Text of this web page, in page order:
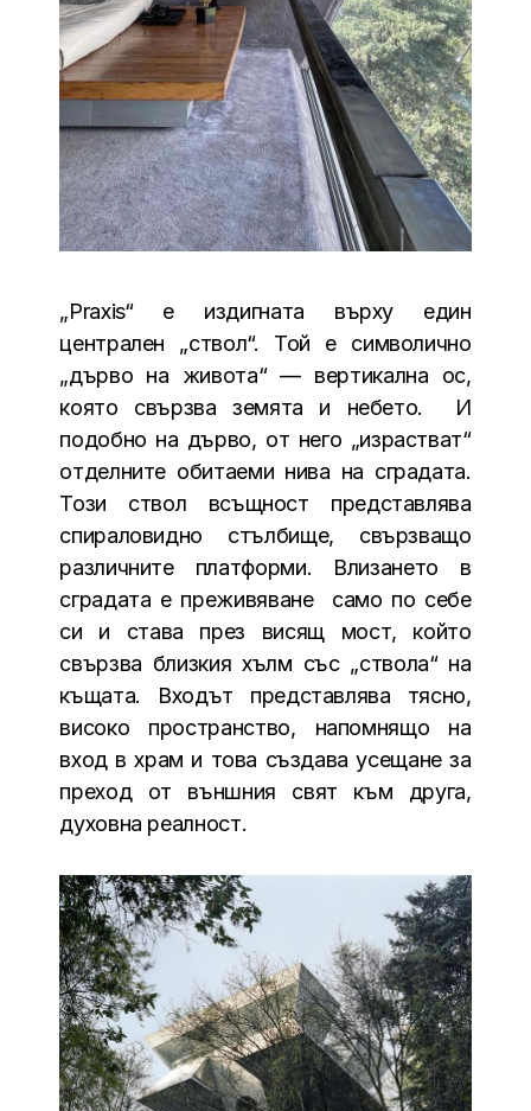
„Praxis“ е издигната върху един
централен „ствол“. Той е символично
„дърво на живота“ — вертикална ос,
която свързва земята и небето. И
подобно на дърво, от него „израстват“
отделните обитаеми нива на сградата.
Този ствол всъщност представлява
спираловидно стълбище, свързващо
различните платформи. Влизането в
сградата е преживяване само по себе
си и става през висящ мост, който
свързва близкия хълм със „ствола“ на
къщата. Входът представлява тясно,
високо пространство, напомнящо на
вход в храм и това създава усещане за
преход от външния свят към друга,
духовна реалност.